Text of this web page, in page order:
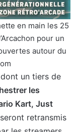
en main les 25
pour un
autour du
un tiers de
les
Kart, Just
retransmis